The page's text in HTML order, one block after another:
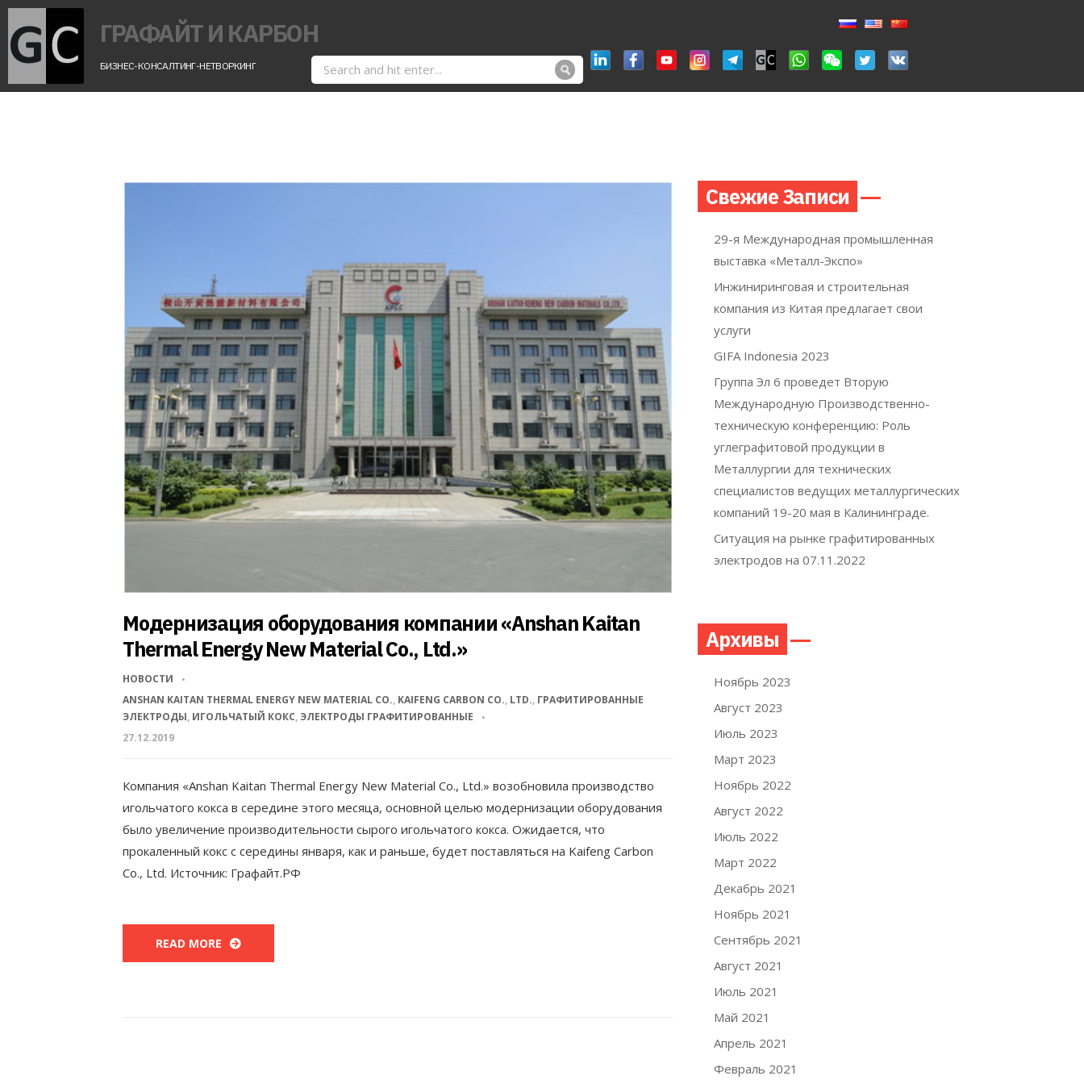
ГРАФАЙТ И КАРБОН
БИЗНЕС-КОНСАЛТИНГ-НЕТВОРКИНГ
Модернизация оборудования компании «Anshan Kaitan
Thermal Energy New Material Co., Ltd.»
НОВОСТИ
ANSHAN KAITAN THERMAL ENERGY NEW MATERIAL CO., KAIFENG CARBON CO., LTD., ГРАФИТИРОВАННЫЕ
ЭЛЕКТРОДЫ, ИГОЛЬЧАТЫЙ КОКС, ЭЛЕКТРОДЫ ГРАФИТИРОВАННЫЕ
27.12.2019
Компания «Anshan Kaitan Thermal Energy New Material Co., Ltd.» возобновила производство
игольчатого кокса в середине этого месяца, основной целью модернизации оборудования
было увеличение производительности сырого игольчатого кокса. Ожидается, что
прокаленный кокс с середины января, как и раньше, будет поставляться на Kaifeng Carbon
Co., Ltd. Источник: Графайт.РФ
READ MORE
Свежие Записи
29-я Международная промышленная
выставка «Металл-Экспо»
Инжиниринговая и строительная
компания из Китая предлагает свои
услуги
GIFA Indonesia 2023
Группа Эл 6 проведет Вторую
Международную Производственно-
техническую конференцию: Роль
углеграфитовой продукции в
Металлургии для технических
специалистов ведущих металлургических
компаний 19-20 мая в Калининграде.
Ситуация на рынке графитированных
электродов на 07.11.2022
Архивы
Ноябрь 2023
Август 2023
Июль 2023
Март 2023
Ноябрь 2022
Август 2022
Июль 2022
Март 2022
Декабрь 2021
Ноябрь 2021
Сентябрь 2021
Август 2021
Июль 2021
Май 2021
Апрель 2021
Февраль 2021